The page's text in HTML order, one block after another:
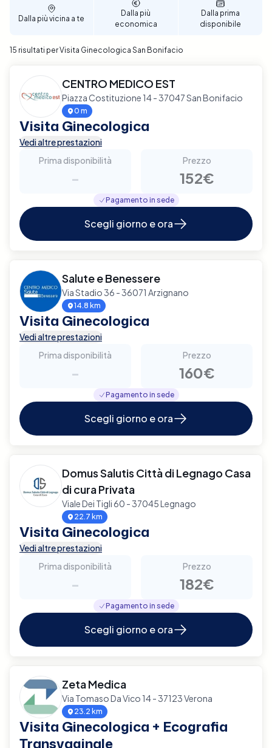
Dalla più vicina a te
Dalla più
economica
Dalla prima
disponibile
15 risultati per Visita Ginecologica San Bonifacio
CENTRO MEDICO EST
Piazza Costituzione 14 - 37047 San Bonifacio
0 m
Visita Ginecologica
Vedi altre prestazioni
Prima disponibilità
-
Prezzo
152€
Pagamento in sede
Scegli giorno e ora
Salute e Benessere
Via Stadio 36 - 36071 Arzignano
14.8 km
Visita Ginecologica
Vedi altre prestazioni
Prima disponibilità
-
Prezzo
160€
Pagamento in sede
Scegli giorno e ora
Domus Salutis Città di Legnago Casa
di cura Privata
Viale Dei Tigli 60 - 37045 Legnago
22.7 km
Visita Ginecologica
Vedi altre prestazioni
Prima disponibilità
-
Prezzo
182€
Pagamento in sede
Scegli giorno e ora
Zeta Medica
Via Tomaso Da Vico 14 - 37123 Verona
23.2 km
Visita Ginecologica + Ecografia
Transvaginale